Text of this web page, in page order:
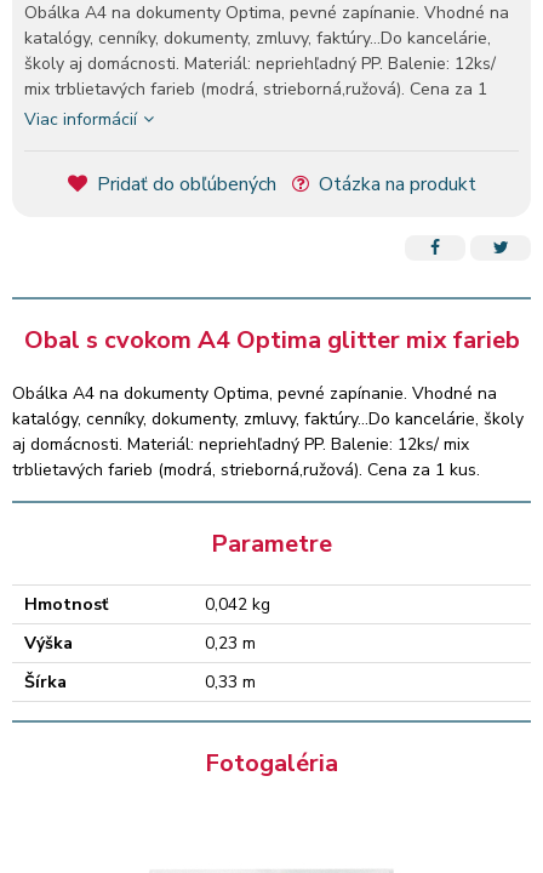
Obálka A4 na dokumenty Optima, pevné zapínanie. Vhodné na
katalógy, cenníky, dokumenty, zmluvy, faktúry...Do kancelárie,
školy aj domácnosti. Materiál: nepriehľadný PP. Balenie: 12ks/
mix trblietavých farieb (modrá, strieborná,ružová). Cena za 1
kus.
Viac informácií
Pridať do obľúbených Otázka na produkt
Obal s cvokom A4 Optima glitter mix farieb
Obálka A4 na dokumenty Optima, pevné zapínanie. Vhodné na
katalógy, cenníky, dokumenty, zmluvy, faktúry...Do kancelárie, školy
aj domácnosti. Materiál: nepriehľadný PP. Balenie: 12ks/ mix
trblietavých farieb (modrá, strieborná,ružová). Cena za 1 kus.
Parametre
Hmotnosť
0,042 kg
Výška
0,23 m
Šírka
0,33 m
Fotogaléria